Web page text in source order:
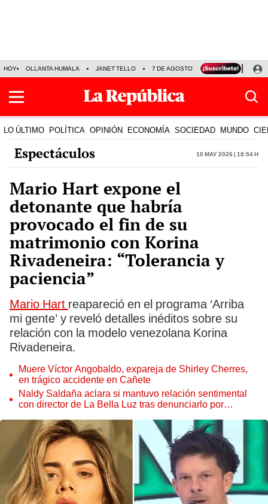
HOY OLLANTA HUMALA JANET TELLO 7 DE AGOSTO TINKA RESULTADOS
LO ÚLTIMO POLÍTICA OPINIÓN ECONOMÍA SOCIEDAD MUNDO
Espectáculos 10 May 2026 | 18:54 h
Mario Hart expone el
detonante que habría
provocado el fin de su
matrimonio con Korina
Rivadeneira: “Tolerancia y
paciencia”
Mario Hart reapareció en el programa ‘Arriba
mi gente’ y reveló detalles inéditos sobre su
relación con la modelo venezolana Korina
Rivadeneira.
Muere Víctor Angobaldo, expareja de Shirley Cherres,
en trágico accidente en Cañete
Naldy Saldaña aclara si mantuvo relación sentimental
con director de La Bella Luz tras denunciarlo por